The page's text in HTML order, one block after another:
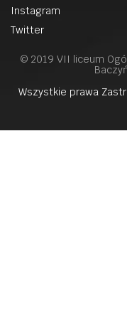
Instagram
Twitter
© 2019 VII liceum
Wszystkie prawa